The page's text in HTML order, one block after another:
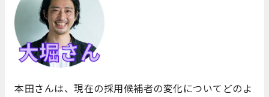
本田さんは、現在の採用候補者の変化についてどのよ